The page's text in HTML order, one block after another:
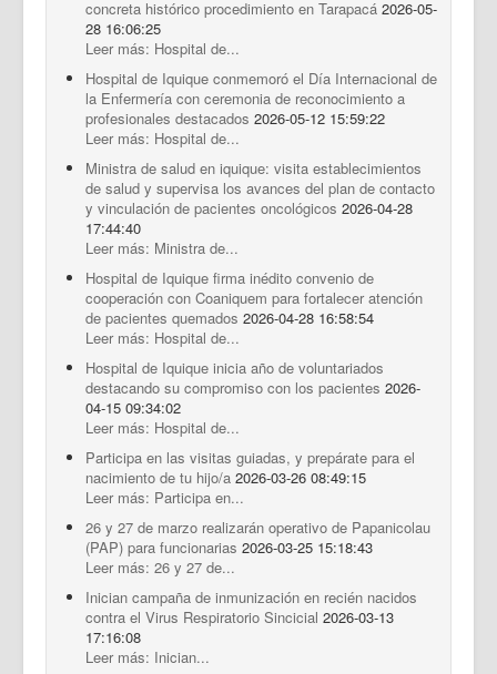
concreta histórico procedimiento en Tarapacá 2026-05-
28 16:06:25
Leer más: Hospital de...
Hospital de Iquique conmemoró el Día Internacional de
la Enfermería con ceremonia de reconocimiento a
profesionales destacados 2026-05-12 15:59:22
Leer más: Hospital de...
Ministra de salud en iquique: visita establecimientos
de salud y supervisa los avances del plan de contacto
y vinculación de pacientes oncológicos 2026-04-28
17:44:40
Leer más: Ministra de...
Hospital de Iquique firma inédito convenio de
cooperación con Coaniquem para fortalecer atención
de pacientes quemados 2026-04-28 16:58:54
Leer más: Hospital de...
Hospital de Iquique inicia año de voluntariados
destacando su compromiso con los pacientes 2026-
04-15 09:34:02
Leer más: Hospital de...
Participa en las visitas guiadas, y prepárate para el
nacimiento de tu hijo/a 2026-03-26 08:49:15
Leer más: Participa en...
26 y 27 de marzo realizarán operativo de Papanicolau
(PAP) para funcionarias 2026-03-25 15:18:43
Leer más: 26 y 27 de...
Inician campaña de inmunización en recién nacidos
contra el Virus Respiratorio Sincicial 2026-03-13
17:16:08
Leer más: Inician...